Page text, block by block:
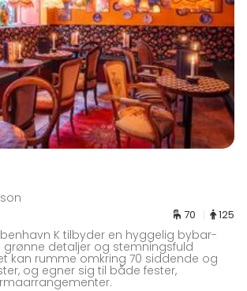
70 125
K tilbyder en hyggelig bybar-
detaljer og stemningsfuld
kan rumme omkring 70 siddende og
og egner sig til både fester,